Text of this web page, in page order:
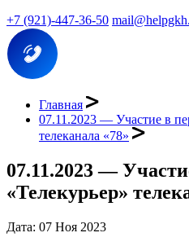
+7 (921)-447-36-50
Главная
07.11.2023 — Участие в
телеканала «78»
07.11.2023 —
«Телекурьер»
Дата: 07 Ноя 2023